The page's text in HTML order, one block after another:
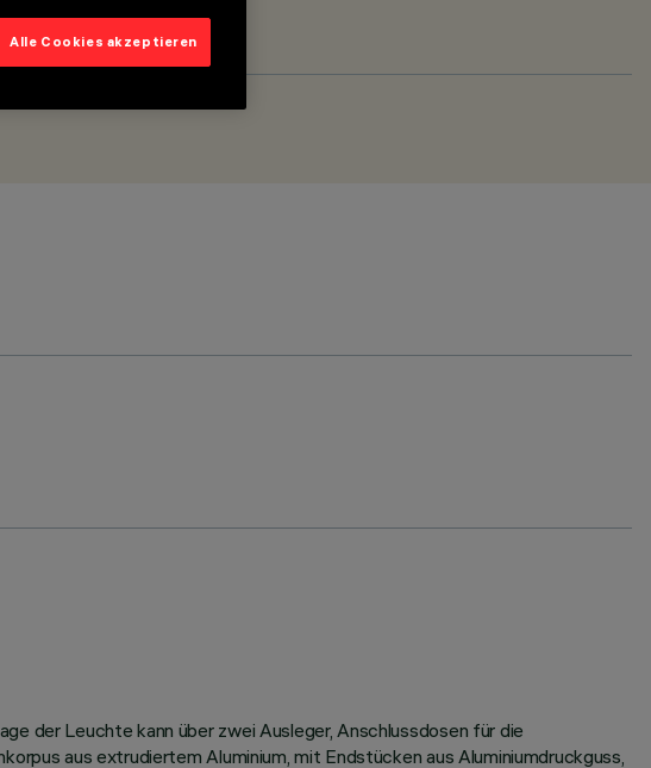
der Leuchte kann über zwei Ausleger, Anschlussdosen für die
aus extrudiertem Aluminium, mit Endstücken aus Aluminiumdruckguss,
Alle Cookies akzeptieren